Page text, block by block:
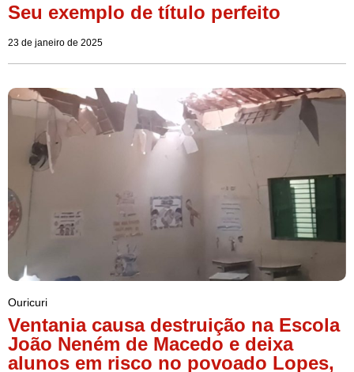
Seu exemplo de título perfeito
23 de janeiro de 2025
Ouricuri
Ventania causa destruição na Escola
João Neném de Macedo e deixa
alunos em risco no povoado Lopes,